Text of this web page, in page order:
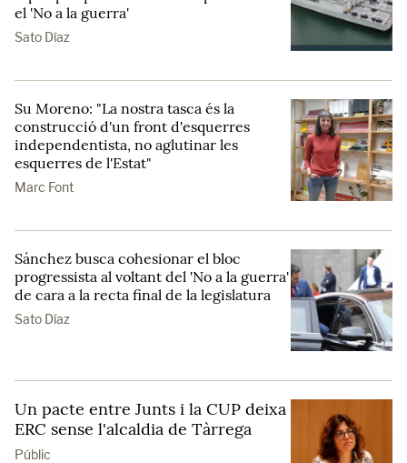
el 'No a la guerra'
Sato Díaz
Su Moreno: "La nostra tasca és la
construcció d'un front d'esquerres
independentista, no aglutinar les
esquerres de l'Estat"
Marc Font
Sánchez busca cohesionar el bloc
progressista al voltant del 'No a la guerra'
de cara a la recta final de la legislatura
Sato Díaz
Un pacte entre Junts i la CUP deixa
ERC sense l'alcaldia de Tàrrega
Públic